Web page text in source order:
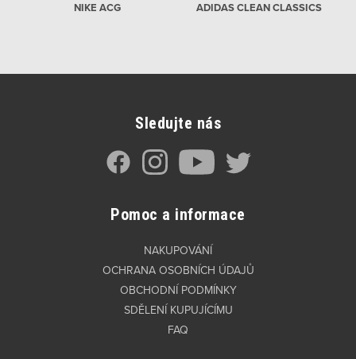
NIKE ACG ADIDAS CLEAN CLASSICS
Sledujte nás
Pomoc a informace
NAKUPOVÁNÍ
OCHRANA OSOBNÍCH ÚDAJŮ
OBCHODNÍ PODMÍNKY
SDĚLENÍ KUPUJÍCÍMU
FAQ